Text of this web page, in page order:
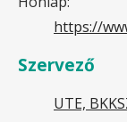
https://
Szervező
UTE,